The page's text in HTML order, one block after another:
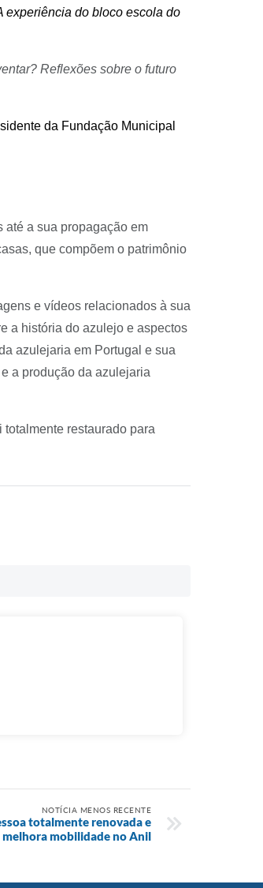
experiência do bloco escola do
Reflexões sobre o futuro
da Fundação Municipal
até a sua propagação em
que compõem o patrimônio
e vídeos relacionados à sua
a história do azulejo e aspectos
azulejaria em Portugal e sua
a produção da azulejaria
restaurado para
NOTÍCIA MENOS RECENTE
totalmente renovada e
melhora mobilidade no Anil